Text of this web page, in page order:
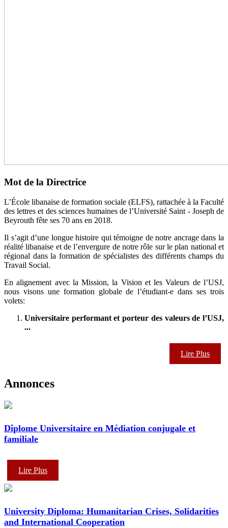
Mot de la Directrice
L’École libanaise de formation sociale (ELFS), rattachée à la Faculté
des lettres et des sciences humaines de l’Université Saint - Joseph de
Beyrouth fête ses 70 ans en 2018.
Il s’agit d’une longue histoire qui témoigne de notre ancrage dans la
réalité libanaise et de l’envergure de notre rôle sur le plan national et
régional dans la formation de spécialistes des différents champs du
Travail Social.
En alignement avec la Mission, la Vision et les Valeurs de l’USJ,
nous visons une formation globale de l’étudiant-e dans ses trois
volets:
Universitaire performant et porteur des valeurs de l’USJ,
...
Lire Plus
Annonces
Dîplome Universitaire en Médiation conjugale et
familiale
Lire Plus
University Diploma: Humanitarian Crises, Solidarities
and International Cooperation